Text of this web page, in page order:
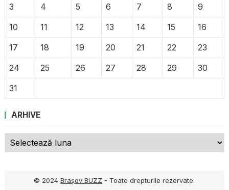
3
4 5 6 7 8
9
10
11 12 13 14 15
16
17
18 19 20 21 22
23
24
25 26 27 28 29
30
31
ARHIVE
Arhive
© 2024Brașov BUZZ - Toate drepturile rezervate.